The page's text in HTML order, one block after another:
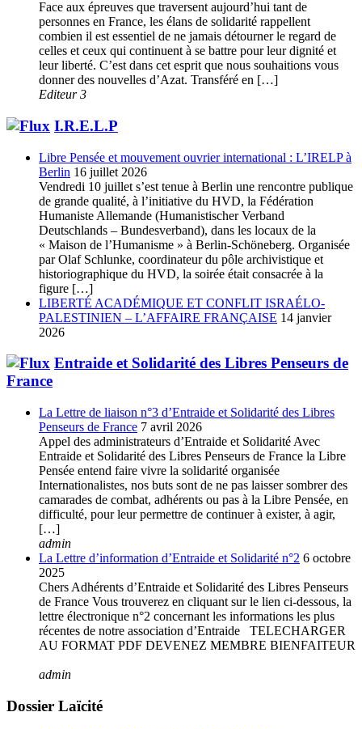
Face aux épreuves que traversent aujourd’hui tant de
personnes en France, les élans de solidarité rappellent
combien il est essentiel de ne jamais détourner le regard de
celles et ceux qui continuent à se battre pour leur dignité et
leur liberté. C’est dans cet esprit que nous souhaitions vous
donner des nouvelles d’Azat. Transféré en […]
Editeur 3
I.R.E.L.P
Libre Pensée et mouvement ouvrier international : L’IRELP à
Berlin 16 juillet 2026
Vendredi 10 juillet s’est tenue à Berlin une rencontre publique
de grande qualité, à l’initiative du HVD, la Fédération
Humaniste Allemande (Humanistischer Verband
Deutschlands – Bundesverband), dans les locaux de la
« Maison de l’Humanisme » à Berlin-Schöneberg. Organisée
par Olaf Schlunke, coordinateur du pôle archivistique et
historiographique du HVD, la soirée était consacrée à la
figure […]
LIBERTÉ ACADÉMIQUE ET CONFLIT ISRAÉLO-
PALESTINIEN – L’AFFAIRE FRANÇAISE 14 janvier
2026
Entraide et Solidarité des Libres Penseurs de
France
La Lettre de liaison n°3 d’Entraide et Solidarité des Libres
Penseurs de France 7 avril 2026
Appel des administrateurs d’Entraide et Solidarité Avec
Entraide et Solidarité des Libres Penseurs de France la Libre
Pensée entend faire vivre la solidarité organisée
Internationalistes, nos buts sont de ne pas laisser sombrer des
camarades de combat, adhérents ou pas à la Libre Pensée, en
difficulté, pour leur permettre de continuer à exister, à agir,
[…]
admin
La Lettre d’information d’Entraide et Solidarité n°2 6 octobre
2025
Chers Adhérents d’Entraide et Solidarité des Libres Penseurs
de France Vous trouverez en cliquant sur le lien ci-dessous, la
lettre électronique n°2 concernant les informations les plus
récentes de notre association d’Entraide TELECHARGER
AU FORMAT PDF DEVENEZ MEMBRE BIENFAITEUR
admin
Dossier Laïcité